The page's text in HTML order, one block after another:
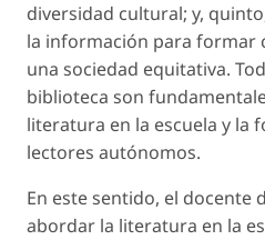
diversidad cultural; y,
la información para formar
una sociedad equitativa.
biblioteca son
literatura en la escuela y la
lectores autónomos.
En este sentido, el docente
abordar la literatura en la